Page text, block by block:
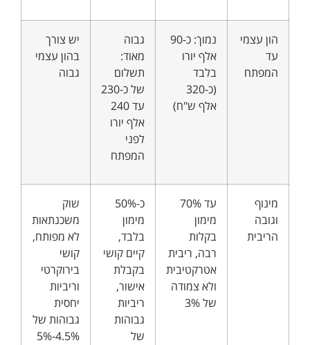
הון עצמי
עד
המפתח
נמוך: כ-90
אלף יורו
בלבד
(כ-320
אלף ש"ח)
גבוה
מאוד:
תשלום
של כ-230
עד 240
אלף יורו
לפני
המפתח
יש צורך
בהון עצמי
גבוה
מינוף
וגובה
הריבית
עד 70%
מימון
בקלות
רבה, ריבית
אטרקטיבית
ולא צמודה
של 3%
כ-50%
מימון
בלבד,
קיים קושי
בקבלת
אישור,
ריביות
גבוהות
של
שוק
משכנתאות
לא מפותח,
קושי
בירוקרטי
וריביות
יחסית
גבוהות של
4.5%-5%